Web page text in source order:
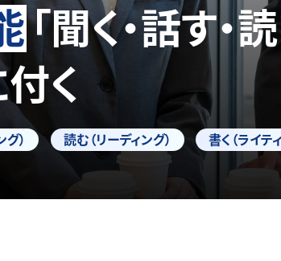
「聞く・話す・
く
） 読む（リーディング） 書く（ライテ